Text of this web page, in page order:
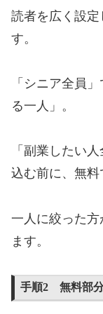
読者を広く設定
す。
「シニア全員
る一人」。
「副業したい
込む前に、無料
一人に絞った方
ます。
手順2 無料部